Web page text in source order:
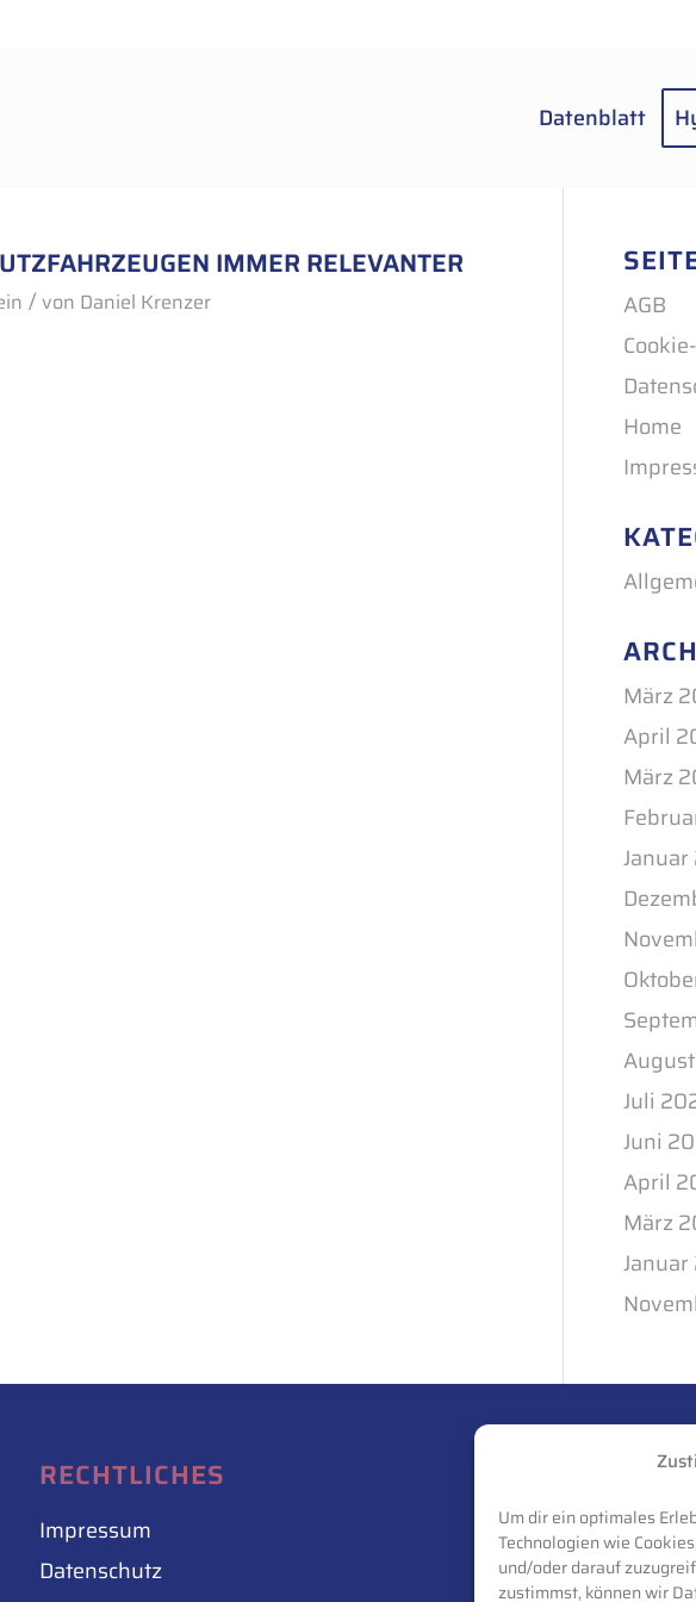
Um dir ein optimales
Technologien wie
und/oder darauf
zustimmst, können wir
Datenblatt
IMMER RELEVANTER
/ von Daniel Krenzer
AGB
Home
März
April
März
Juli
Juni
April
März
RECHTLICHES
Impressum
Datenschutz